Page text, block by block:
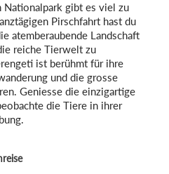
Nationalpark gibt es viel zu
Pirschfahrt hast du
atemberaubende Landschaft
reiche Tierwelt zu
ist berühmt für ihre
und die grosse
Geniesse die einzigartige
die Tiere in ihrer